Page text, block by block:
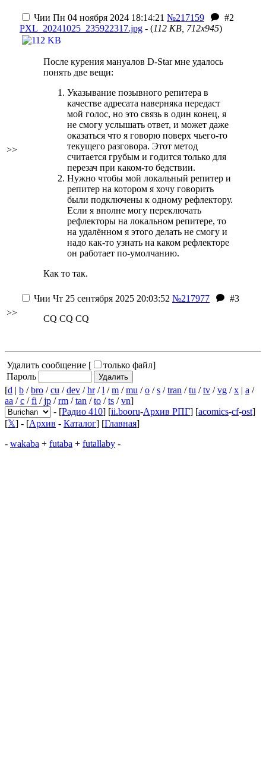
>>
Чии Пн 04 ноября 2024 18:14:21 №217159
#2
PXL_20241025_235922317.jpg - (112 KB, 712x945)
После курения мануалов D-Star мне удалось
понять две вещи:
Указывание позывного репитера в
качестве адресата наверняка передаст
мой голос, но это связь в один конец, я
не смогу услышать ответ, и может даже
оказаться что я говорю поверх чьего-то
текущего разговора. Этот метод
считается грубым и годится только для
перезач при каком-то бедствии.
Нужно чтобы мой локальный репитер и
репитер на котором я хочу говорить
были подключены к одному рефлектору.
Если я вполне могу переключать
рефлекторы на локальном репитере, то
на удалённом я этого делать не смогу и
надо как-то узнать на каком рефлекторе
он работает по-умолчанию.
Как то так.
>>
Чии Чт 25 сентября 2025 20:03:52 №217977
#3
CQ CQ CQ
Удалить сообщение [ только файл]
Пароль
[d | b /bro /cu /dev /hr/l /m /mu /o /s /tran /tu /tv /vg /x | a /
aa /c /fi /jp /rm /tan /to /ts /vn]
- [Радио 410] [ii.booru-Архив РПГ] [acomics-cf-ost]
[𝕏] - [Архив - Каталог] [Главная]
- wakaba + futaba + futallaby -